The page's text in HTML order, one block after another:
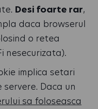
Desi foarte rar,
daca browserul
o retea
nesecurizata).
implica setari
Daca un
sa foloseasca